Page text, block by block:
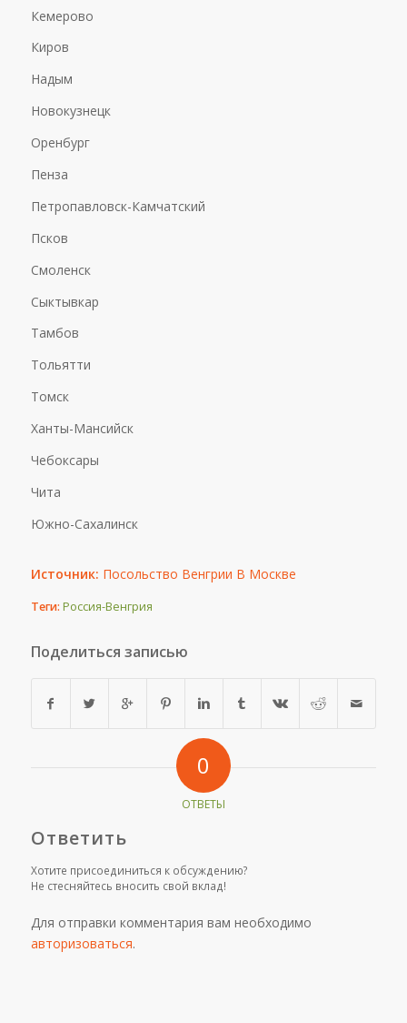
Кемерово
Киров
Надым
Новокузнецк
Оренбург
Пенза
Петропавловск-Камчатский
Псков
Смоленск
Сыктывкар
Тамбов
Тольятти
Томск
Ханты-Мансийск
Чебоксары
Чита
Южно-Сахалинск
Источник: Посольство Венгрии В Москве
Теги: Россия-Венгрия
Поделиться записью
0
ОТВЕТЫ
Ответить
Хотите присоединиться к обсуждению?
Не стесняйтесь вносить свой вклад!
Для отправки комментария вам необходимо
авторизоваться.